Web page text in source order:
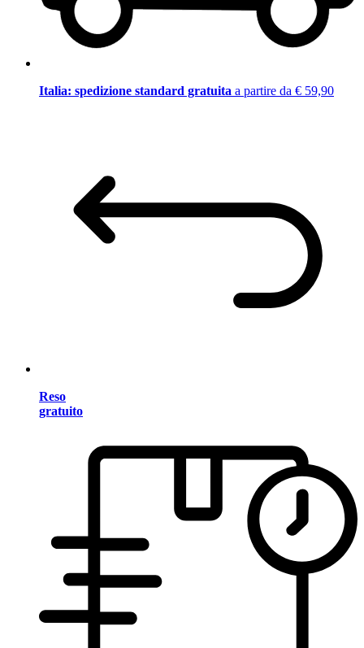
Italia: spedizione standard gratuita a partire da € 59,90
Reso
gratuito